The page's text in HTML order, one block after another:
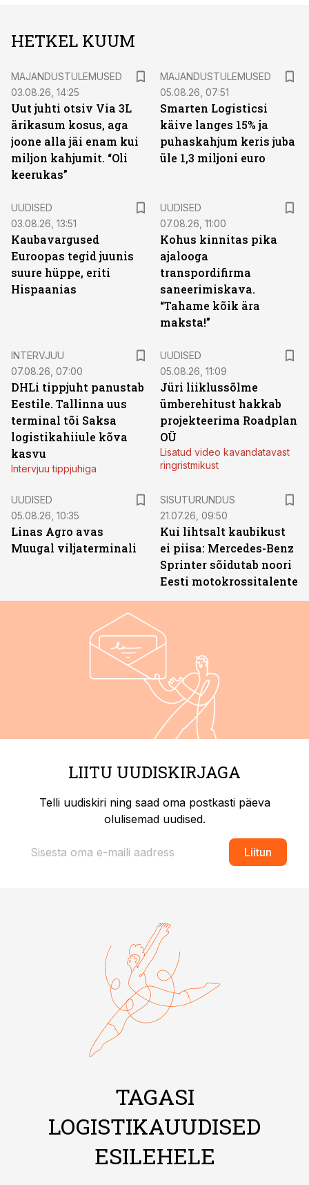
HETKEL KUUM
MAJANDUSTULEMUSED
03.08.26, 14:25
Uut juhti otsiv Via 3L
ärikasum kosus, aga
joone alla jäi enam kui
miljon kahjumit. “Oli
keerukas”
MAJANDUSTULEMUSED
05.08.26, 07:51
Smarten Logisticsi
käive langes 15% ja
puhaskahjum keris juba
üle 1,3 miljoni euro
UUDISED
03.08.26, 13:51
Kaubavargused
Euroopas tegid juunis
suure hüppe, eriti
Hispaanias
UUDISED
07.08.26, 11:00
Kohus kinnitas pika
ajalooga
transpordifirma
saneerimiskava.
“Tahame kõik ära
maksta!”
INTERVJUU
07.08.26, 07:00
DHLi tippjuht panustab
Eestile. Tallinna uus
terminal tõi Saksa
logistikahiiule kõva
kasvu
Intervjuu tippjuhiga
UUDISED
05.08.26, 11:09
Jüri liiklussõlme
ümberehitust hakkab
projekteerima Roadplan
OÜ
Lisatud video kavandatavast
ringristmikust
UUDISED
05.08.26, 10:35
Linas Agro avas
Muugal viljaterminali
SISUTURUNDUS
21.07.26, 09:50
Kui lihtsalt kaubikust
ei piisa: Mercedes-Benz
Sprinter sõidutab noori
Eesti motokrossitalente
LIITU UUDISKIRJAGA
Telli uudiskiri ning saad oma postkasti päeva
olulisemad uudised.
Liitun
TAGASI
LOGISTIKAUUDISED
ESILEHELE